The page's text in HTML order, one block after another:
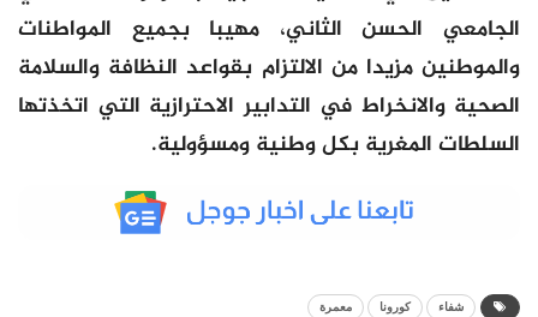
الجامعي الحسن الثاني، مهيبا بجميع المواطنات
والموطنين مزيدا من الالتزام بقواعد النظافة والسلامة
الصحية والانخراط في التدابير الاحترازية التي اتخذتها
السلطات المغرية بكل وطنية ومسؤولية.
شفاء كورونا معمرة